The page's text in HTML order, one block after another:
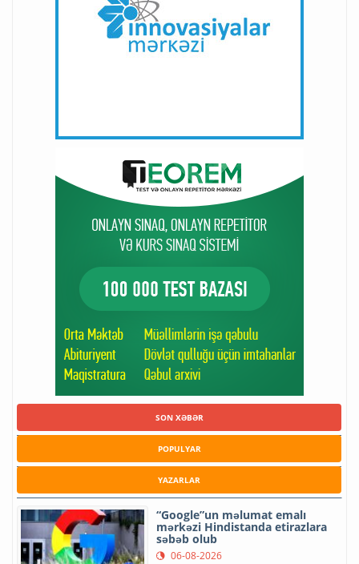
SON XƏBƏR
POPULYAR
YAZARLAR
“Google”un məlumat emalı
mərkəzi Hindistanda etirazlara
səbəb olub
06-08-2026